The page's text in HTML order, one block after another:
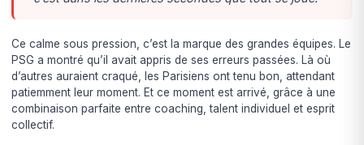
Ce calme sous pression, c’est la marque des grandes équipes. Le
PSG a montré qu’il avait appris de ses erreurs passées. Là où
d’autres auraient craqué, les Parisiens ont tenu bon, attendant
patiemment leur moment. Et ce moment est arrivé, grâce à une
combinaison parfaite entre coaching, talent individuel et esprit
collectif.